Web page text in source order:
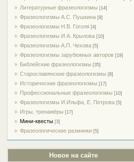
Литературные фразеологизмы [14]
Фразеологизмы А.С. Пушкина [9]
Фразеологизмы Н.В. Гоголя [4]
Фразеологизмы И.А. Крылова [10]
Фразеологизмы А.П. Чехова [5]
Фразеологизмы зарубежных авторов [19]
Библейские фразеологизмы [35]
Старославянские фразеологизмы [8]
Исторические фразеологизмы [17]
Профессиональные фразеологизмы [10]
Фразеологизмы И.Ильфа, Е. Петрова [5]
Игры, тренажёры [17]
Мини-квесты [3]
Фразеологические разминки [5]
Новое на сайте